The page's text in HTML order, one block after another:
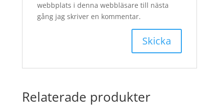
webbplats i denna webbläsare till nästa
gång jag skriver en kommentar.
Relaterade produkter